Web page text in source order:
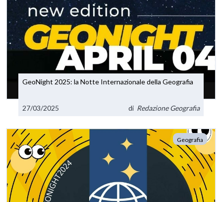
GeoNight 2025: la Notte Internazionale della Geografia
27/03/2025 di Redazione Geografia
Geografia